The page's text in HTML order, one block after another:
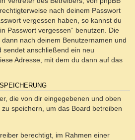
nach deinem Passwort
vergessen haben, so kannst du
Passwort vergessen“ benutzen. Die
nach deinem Benutzernamen und
sendet anschließend ein neu
Adresse, mit dem du dann auf das
die von dir eingegebenen und oben
speichern, um das Board betreiben
berechtigt, im Rahmen einer